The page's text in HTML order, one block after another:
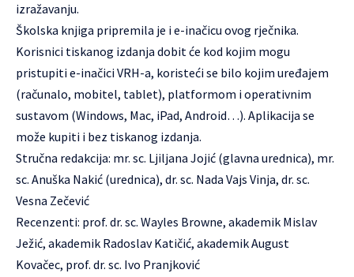
izražavanju.
Školska knjiga pripremila je i e-inačicu ovog rječnika.
Korisnici tiskanog izdanja dobit će kod kojim mogu
pristupiti e-inačici VRH-a, koristeći se bilo kojim uređajem
(računalo, mobitel, tablet), platformom i operativnim
sustavom (Windows, Mac, iPad, Android…). Aplikacija se
može kupiti i bez tiskanog izdanja.
Stručna redakcija: mr. sc. Ljiljana Jojić (glavna urednica), mr.
sc. Anuška Nakić (urednica), dr. sc. Nada Vajs Vinja, dr. sc.
Vesna Zečević
Recenzenti: prof. dr. sc. Wayles Browne, akademik Mislav
Ježić, akademik Radoslav Katičić, akademik August
Kovačec, prof. dr. sc. Ivo Pranjković